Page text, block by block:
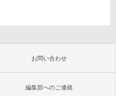
お問い合わせ
編集部へのご連絡